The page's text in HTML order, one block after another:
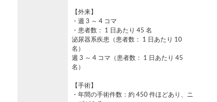
【外来】
・週 3 ～ 4 コマ
・患者数： 1 日あたり 45 名
泌尿器系疾患（患者数： 1 日あたり 10
名）
週 3 ～ 4 コマ（患者数： 1 日あたり 45
名）
【手術】
・年間の手術件数：約 450 件ほどあり、ニ